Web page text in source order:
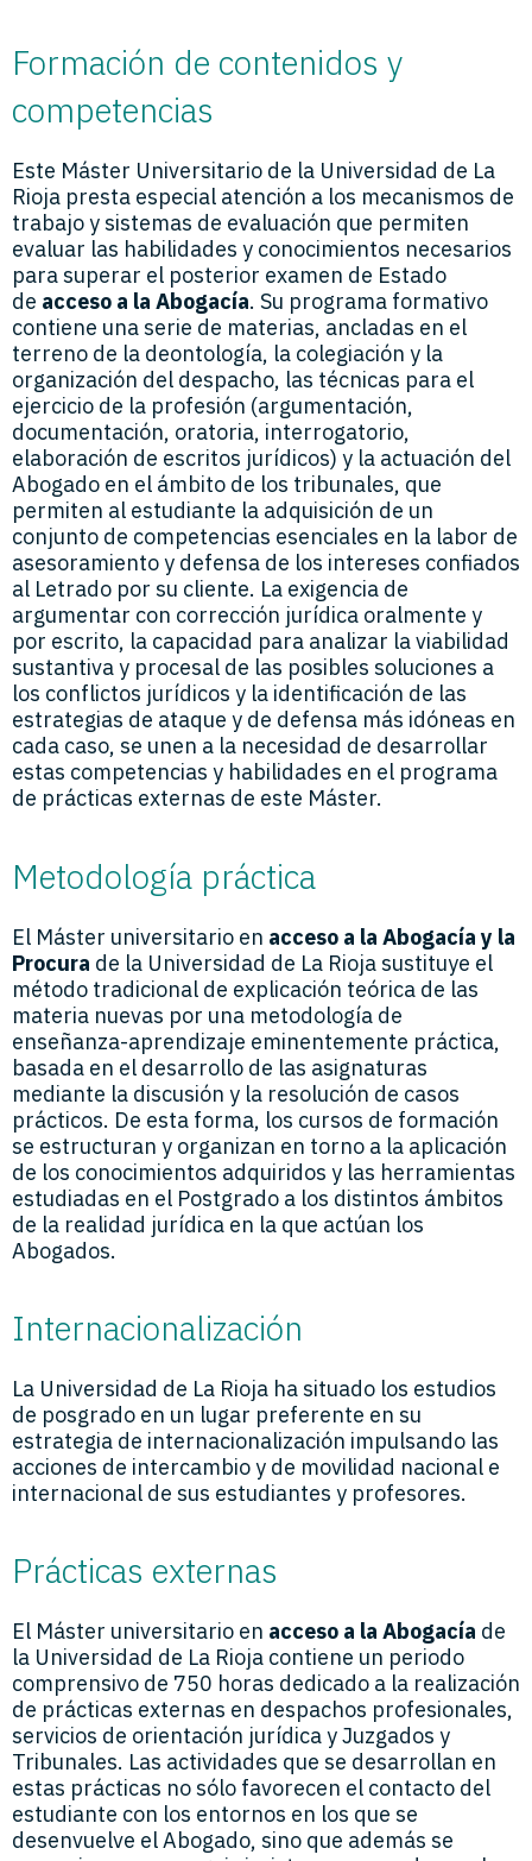
Formación de contenidos y
competencias
Este Máster Universitario de la Universidad de La
Rioja presta especial atención a los mecanismos de
trabajo y sistemas de evaluación que permiten
evaluar las habilidades y conocimientos necesarios
para superar el posterior examen de Estado
de acceso a la Abogacía. Su programa formativo
contiene una serie de materias, ancladas en el
terreno de la deontología, la colegiación y la
organización del despacho, las técnicas para el
ejercicio de la profesión (argumentación,
documentación, oratoria, interrogatorio,
elaboración de escritos jurídicos) y la actuación del
Abogado en el ámbito de los tribunales, que
permiten al estudiante la adquisición de un
conjunto de competencias esenciales en la labor de
asesoramiento y defensa de los intereses confiados
al Letrado por su cliente. La exigencia de
argumentar con corrección jurídica oralmente y
por escrito, la capacidad para analizar la viabilidad
sustantiva y procesal de las posibles soluciones a
los conflictos jurídicos y la identificación de las
estrategias de ataque y de defensa más idóneas en
cada caso, se unen a la necesidad de desarrollar
estas competencias y habilidades en el programa
de prácticas externas de este Máster.
Metodología práctica
El Máster universitario en acceso a la Abogacía y la
Procura de la Universidad de La Rioja sustituye el
método tradicional de explicación teórica de las
materia nuevas por una metodología de
enseñanza-aprendizaje eminentemente práctica,
basada en el desarrollo de las asignaturas
mediante la discusión y la resolución de casos
prácticos. De esta forma, los cursos de formación
se estructuran y organizan en torno a la aplicación
de los conocimientos adquiridos y las herramientas
estudiadas en el Postgrado a los distintos ámbitos
de la realidad jurídica en la que actúan los
Abogados.
Internacionalización
La Universidad de La Rioja ha situado los estudios
de posgrado en un lugar preferente en su
estrategia de internacionalización impulsando las
acciones de intercambio y de movilidad nacional e
internacional de sus estudiantes y profesores.
Prácticas externas
El Máster universitario en acceso a la Abogacía de
la Universidad de La Rioja contiene un periodo
comprensivo de 750 horas dedicado a la realización
de prácticas externas en despachos profesionales,
servicios de orientación jurídica y Juzgados y
Tribunales. Las actividades que se desarrollan en
estas prácticas no sólo favorecen el contacto del
estudiante con los entornos en los que se
desenvuelve el Abogado, sino que además se